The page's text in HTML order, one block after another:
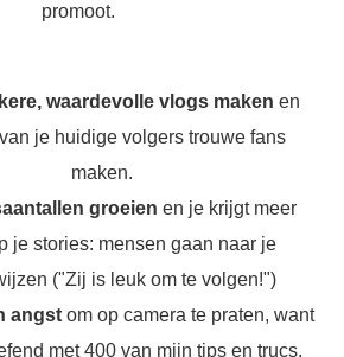
promoot.
waardevolle vlogs maken en
je huidige volgers trouwe fans
maken.
groeien en je krijgt meer
je stories: mensen gaan naar je
("Zij is leuk om te volgen!")
angst om op camera te praten, want
met 400 van mijn tips en trucs.